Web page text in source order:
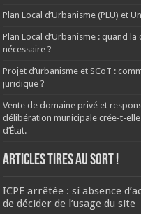
Plan Local d’Urbanisme (PLU) et
Plan Local d’Urbanisme : quand
nécessaire ?
Projet d’urbanisme et SCoT :
juridique ?
Vente de domaine privé et
délibération municipale crée-t-
d’État.
ARTICLES TIRES AU SORT !
ICPE arrêtée : si absence
de décider de l’usage du site